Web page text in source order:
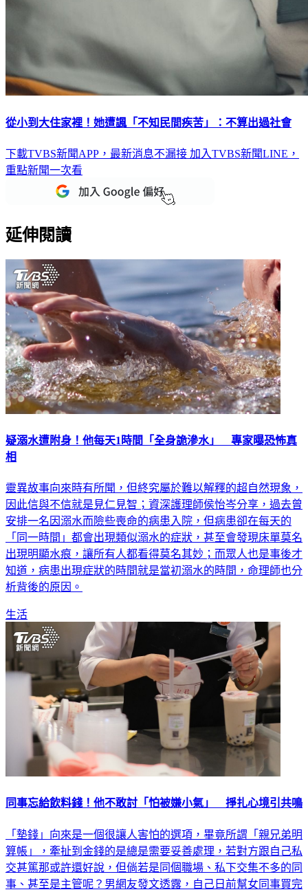
下載TVBS新聞APP，最新消息不漏接
重點新聞一次看
疑溺水遭附身！他每天1時間「全身詭滲水」 專家曝恐怖真
靈異故事向來時有所聞，但終究屬於難以解釋的超自然現象，
因此信與不信就是見仁見智；資深護理師侯怡岑分享，過去曾
安排一名因溺水而險些喪命的病患入院，但病患卻在每天的
「同一時間」都會出現類似溺水的症狀，甚至會發現床單莫名
出現明顯水痕，讓所有人都看得莫名其妙；而眾人也是事後才
知道，病患出現症狀的時間就是當初溺水的時間，命理師也分
生活
「墊錢」向來是一個很讓人害怕的選項，畢竟所謂「親兄弟明
算帳」，牽扯到金錢的是總是需要妥善處理，若對方跟自己私
交甚篤那或許還好說，但倘若是同個職場、私下交集不多的同